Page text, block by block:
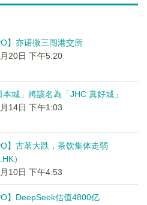
】亦诺微三闯港交所
20日 下午5:20
本城」將該名為「JHC 真好城」
14日 下午1:03
】古茗大跌，茶饮集体走弱
）
10日 下午4:53
】DeepSeek估值4800亿